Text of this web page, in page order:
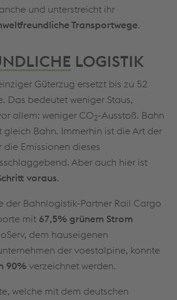
und unterstreicht ihr
Transportwege.
LOGISTIK
Güterzug ersetzt bis zu 52
Das bedeutet weniger Staus,
allem: weniger CO2-Ausstoß. Bahn
gleich Bahn. Immerhin ist die Art der
Emissionen dieses
Aber auch hier ist
voraus.
der Bahnlogistik-Partner Rail Cargo
mit 67,5% grünem Strom
dem hauseigenen
der voestalpine, konnte
90% verzeichnet werden.
welche mit dem deutschen